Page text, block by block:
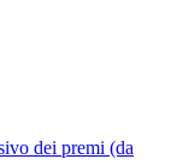
dei premi (da